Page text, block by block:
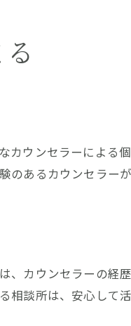
カウンセラーによる
のあるカウンセラー
、カウンセラーの経
談所は、安心して